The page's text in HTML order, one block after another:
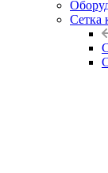
Сетка